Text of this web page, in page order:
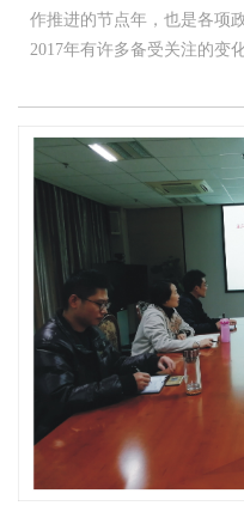
作推进的节点年，也是各项
2017年有许多备受关注的变